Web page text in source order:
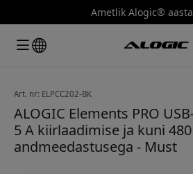
Ametlik Alogic®
Art. nr: ELPCC202-BK
ALOGIC Elements PRO
5 A kiirlaadimise ja kuni
andmeedastusega - Must